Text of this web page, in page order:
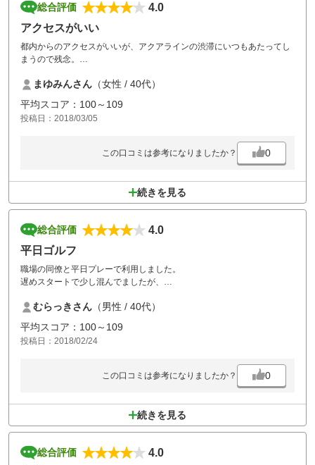
総合評価
4.0
アクセスがいい
都内からのアクセスがいいが、アクアラインの渋滞にいつもあたってし
まうので残念。
女性のロッカーも広いし、きれい。
パウダールームも快適です。
一番好きなゴルフ場です。
まゆみんさん （女性 / 40代）
平均スコア：100～109
投稿日：2018/03/05
この口コミは参考になりましたか？ 0
続きを見る
総合評価
4.0
平日ゴルフ
職場の同僚と平日プレーで利用しました。
遅めスタートで少し混んでましたが、
難しかったものの楽しめました。
むらっきさん （男性 / 40代）
平均スコア：100～109
投稿日：2018/02/24
この口コミは参考になりましたか？ 0
続きを見る
総合評価
4.0